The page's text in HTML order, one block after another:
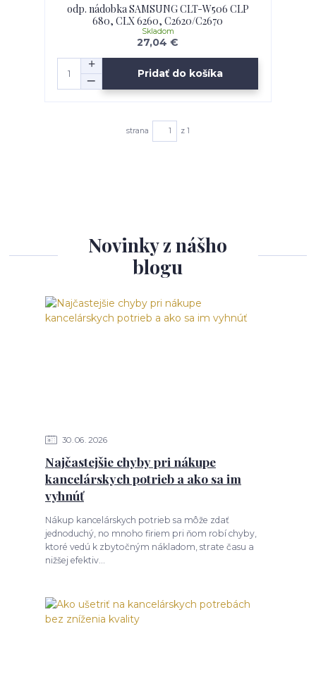
odp. nádobka SAMSUNG CLT-W506 CLP
680, CLX 6260, C2620/C2670
27,04 €
Skladom
Pridať do košíka
strana z 1
Novinky z nášho
blogu
30 06 2026
Najčastejšie chyby pri nákupe
kancelárskych potrieb a ako sa im
vyhnúť
Nákup kancelárskych potrieb sa môže zdať
jednoduchý, no mnoho firiem pri ňom robí chyby,
ktoré vedú k zbytočným nákladom, strate času a
nižšej efektiv...